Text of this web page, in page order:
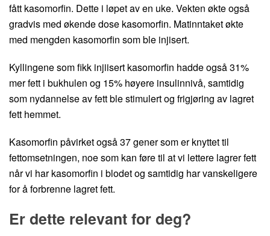
fått kasomorfin. Dette i løpet av en uke. Vekten økte også
gradvis med økende dose kasomorfin. Matinntaket økte
med mengden kasomorfin som ble injisert.
Kyllingene som fikk injiisert kasomorfin hadde også 31%
mer fett i bukhulen og 15% høyere insulinnivå, samtidig
som nydannelse av fett ble stimulert og frigjøring av lagret
fett hemmet.
Kasomorfin påvirket også 37 gener som er knyttet til
fettomsetningen, noe som kan føre til at vi lettere lagrer fett
når vi har kasomorfin i blodet og samtidig har vanskeligere
for å forbrenne lagret fett.
Er dette relevant for deg?